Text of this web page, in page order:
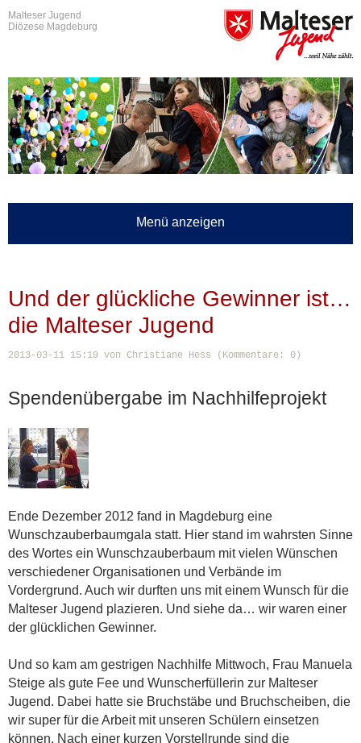
Malteser Jugend
Diözese Magdeburg
Menü anzeigen
Und der glückliche Gewinner ist…
die Malteser Jugend
2013-03-11 15:19 von Christiane Hess (Kommentare: 0)
Spendenübergabe im Nachhilfeprojekt
Ende Dezember 2012 fand in Magdeburg eine
Wunschzauberbaumgala statt. Hier stand im wahrsten Sinne
des Wortes ein Wunschzauberbaum mit vielen Wünschen
verschiedener Organisationen und Verbände im
Vordergrund. Auch wir durften uns mit einem Wunsch für die
Malteser Jugend plazieren. Und siehe da… wir waren einer
der glücklichen Gewinner.
Und so kam am gestrigen Nachhilfe Mittwoch, Frau Manuela
Steige als gute Fee und Wunscherfüllerin zur Malteser
Jugend. Dabei hatte sie Bruchstäbe und Bruchscheiben, die
wir super für die Arbeit mit unseren Schülern einsetzen
können. Nach einer kurzen Vorstellrunde sind die